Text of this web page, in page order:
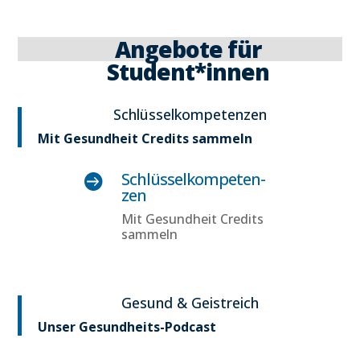
Ange­bo­te für
Student*innen
Schlüs­sel­kom­pe­ten­zen
Mit Gesund­heit Cre­dits sam­meln
 Schlüs­sel­kom­pe­ten­
zen
Mit Gesund­heit Cre­dits
sam­meln
Gesund & Geist­reich
Unser Gesund­heits-Pod­cast